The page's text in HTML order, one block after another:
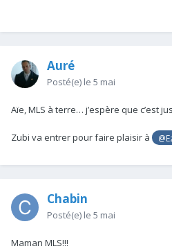
Auré
Posté(e) le 5 mai
Aïe, MLS à terre… j’espère que c’est
Zubi va entrer pour faire plaisir à
Chabin
Posté(e) le 5 mai
Maman MLS!!!